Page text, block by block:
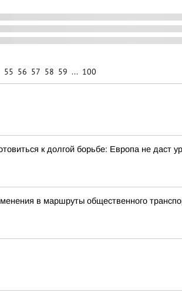
55 56 57 58 59 ... 100
к долгой борьбе: Европа не даст
в маршруты общественного